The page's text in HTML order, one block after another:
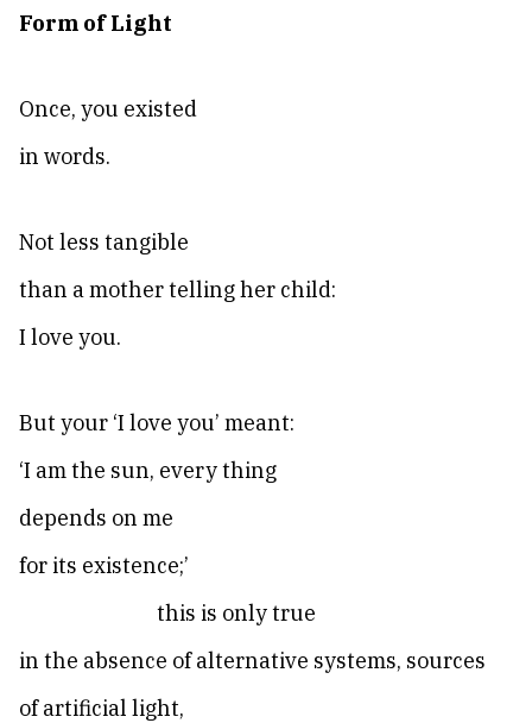
Form of Light
Once, you existed
in words.
Not less tangible
than a mother telling her child:
I love you.
But your ‘I love you’ meant:
‘I am the sun, every thing
depends on me
for its existence;’
this is only true
in the absence of alternative systems, sources
of artificial light,